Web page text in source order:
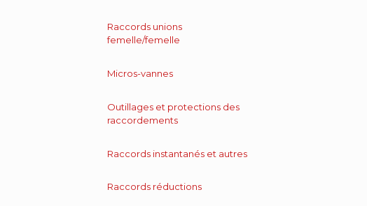
Raccords unions
femelle/femelle
Micros-vannes
Outillages et protections des
raccordements
Raccords instantanés et autres
Raccords réductions